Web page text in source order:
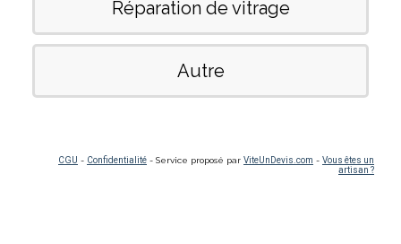
Réparation de vitrage
Autre
CGU - Confidentialité - Service proposé par ViteUnDevis.com - Vous êtes un
artisan ?